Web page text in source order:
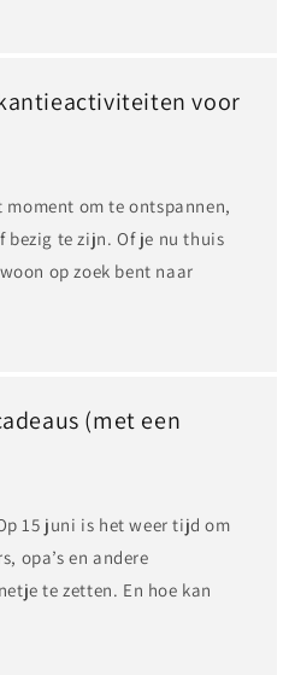
voor
moment om te ontspannen,
bezig te zijn. Of je nu thuis
op zoek bent naar
(met een
15 juni is het weer tijd om
opa’s en andere
te zetten. En hoe kan